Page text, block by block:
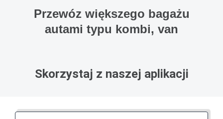
Przewóz większego bagażu
autami typu kombi, van
Skorzystaj z naszej aplikacji